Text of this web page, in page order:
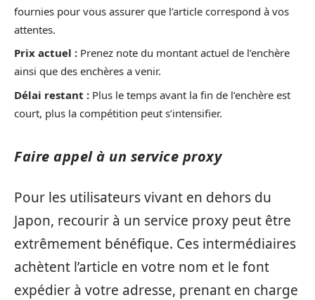
fournies pour vous assurer que l’article correspond à vos
attentes.
Prix actuel : Prenez note du montant actuel de l’enchère
ainsi que des enchères a venir.
Délai restant : Plus le temps avant la fin de l’enchère est
court, plus la compétition peut s’intensifier.
Faire appel à un service proxy
Pour les utilisateurs vivant en dehors du
Japon, recourir à un service proxy peut être
extrêmement bénéfique. Ces intermédiaires
achètent l’article en votre nom et le font
expédier à votre adresse, prenant en charge